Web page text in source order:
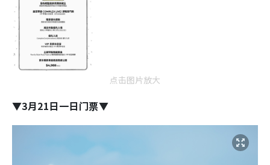
点击图片放大
▼3月21日一日门票▼